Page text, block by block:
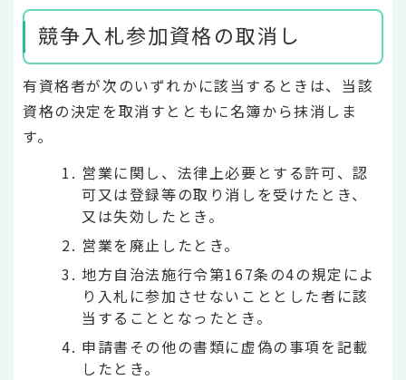
競争入札参加資格の取消し
有資格者が次のいずれかに該当するときは、当該
資格の決定を取消すとともに名簿から抹消しま
す。
営業に関し、法律上必要とする許可、認
可又は登録等の取り消しを受けたとき、
又は失効したとき。
営業を廃止したとき。
地方自治法施行令第167条の4の規定によ
り入札に参加させないこととした者に該
当することとなったとき。
申請書その他の書類に虚偽の事項を記載
したとき。